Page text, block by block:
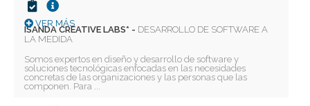
VER MÁS
ISANDA CREATIVE LABS* - DESARROLLO DE SOFTWARE A
LA MEDIDA
Somos expertos en diseño y desarrollo de software y
soluciones tecnológicas enfocadas en las necesidades
concretas de las organizaciones y las personas que las
componen. Para ...